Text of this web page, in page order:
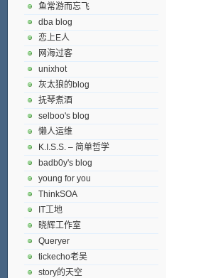
鱼常游而忘飞
dba blog
恋上E人
网海过客
unixhot
灰太狼的blog
抚琴煮酒
selboo's blog
懒人运维
K.I.S.S. – 简单哲学
badb0y's blog
young for you
ThinkSOA
IT工地
晓辉工作室
Queryer
tickecho老吴
story的天空